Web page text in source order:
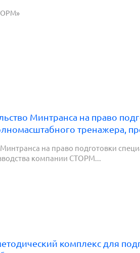
Минтранса на право
тренажера,
на право подготовки
компании СТОРМ...
комплекс для